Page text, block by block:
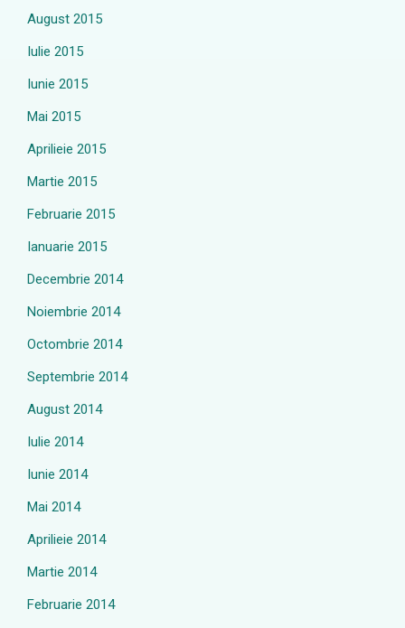
August 2015
Iulie 2015
Iunie 2015
Mai 2015
Aprilieie 2015
Martie 2015
Februarie 2015
Ianuarie 2015
Decembrie 2014
Noiembrie 2014
Octombrie 2014
Septembrie 2014
August 2014
Iulie 2014
Iunie 2014
Mai 2014
Aprilieie 2014
Martie 2014
Februarie 2014